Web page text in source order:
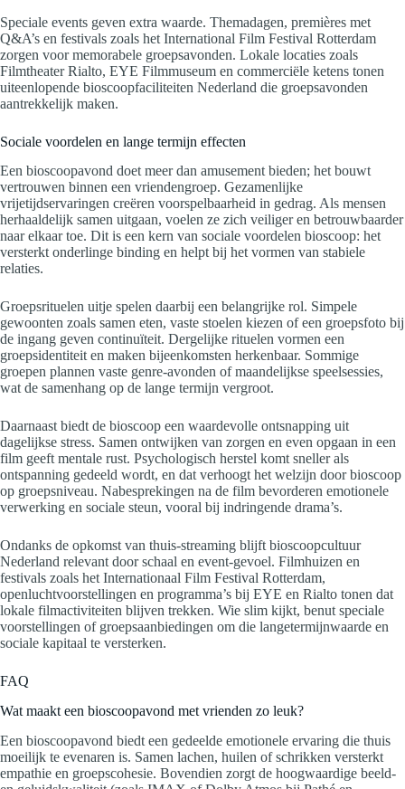
Speciale events geven extra waarde. Themadagen, premières met
Q&A’s en festivals zoals het International Film Festival Rotterdam
zorgen voor memorabele groepsavonden. Lokale locaties zoals
Filmtheater Rialto, EYE Filmmuseum en commerciële ketens tonen
uiteenlopende bioscoopfaciliteiten Nederland die groepsavonden
aantrekkelijk maken.
Sociale voordelen en lange termijn effecten
Een bioscoopavond doet meer dan amusement bieden; het bouwt
vertrouwen binnen een vriendengroep. Gezamenlijke
vrijetijdservaringen creëren voorspelbaarheid in gedrag. Als mensen
herhaaldelijk samen uitgaan, voelen ze zich veiliger en betrouwbaarder
naar elkaar toe. Dit is een kern van sociale voordelen bioscoop: het
versterkt onderlinge binding en helpt bij het vormen van stabiele
relaties.
Groepsrituelen uitje spelen daarbij een belangrijke rol. Simpele
gewoonten zoals samen eten, vaste stoelen kiezen of een groepsfoto bij
de ingang geven continuïteit. Dergelijke rituelen vormen een
groepsidentiteit en maken bijeenkomsten herkenbaar. Sommige
groepen plannen vaste genre-avonden of maandelijkse speelsessies,
wat de samenhang op de lange termijn vergroot.
Daarnaast biedt de bioscoop een waardevolle ontsnapping uit
dagelijkse stress. Samen ontwijken van zorgen en even opgaan in een
film geeft mentale rust. Psychologisch herstel komt sneller als
ontspanning gedeeld wordt, en dat verhoogt het welzijn door bioscoop
op groepsniveau. Nabesprekingen na de film bevorderen emotionele
verwerking en sociale steun, vooral bij indringende drama’s.
Ondanks de opkomst van thuis-streaming blijft bioscoopcultuur
Nederland relevant door schaal en event-gevoel. Filmhuizen en
festivals zoals het Internationaal Film Festival Rotterdam,
openluchtvoorstellingen en programma’s bij EYE en Rialto tonen dat
lokale filmactiviteiten blijven trekken. Wie slim kijkt, benut speciale
voorstellingen of groepsaanbiedingen om die langetermijnwaarde en
sociale kapitaal te versterken.
FAQ
Wat maakt een bioscoopavond met vrienden zo leuk?
Een bioscoopavond biedt een gedeelde emotionele ervaring die thuis
moeilijk te evenaren is. Samen lachen, huilen of schrikken versterkt
empathie en groepscohesie. Bovendien zorgt de hoogwaardige beeld-